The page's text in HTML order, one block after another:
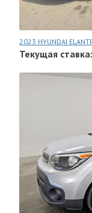
2023 HYUNDAI
Текущая